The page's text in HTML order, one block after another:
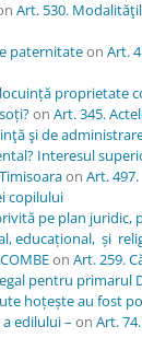
Art. 530.
paternitateon Art.
proprietate
on Art. 345.
şi de
Interesul
on Art. 497.
copilului
pe plan juridic,
educațional, și
on Art. 259.
pentru primarul
hoțește au fost
edilului – on Art.